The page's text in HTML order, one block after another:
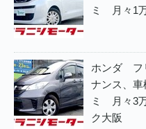
ミ 月々1
ホンダ フ
ナンス、車
ミ 月々3
ク大阪